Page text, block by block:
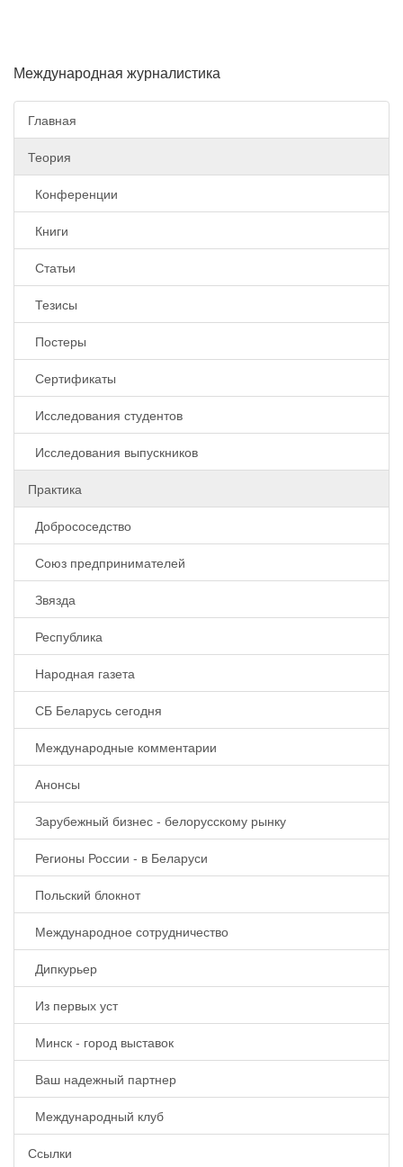
Международная журналистика
Главная
Теория
Конференции
Книги
Статьи
Тезисы
Постеры
Сертификаты
Исследования студентов
Исследования выпускников
Практика
Добрососедство
Союз предпринимателей
Звязда
Республика
Народная газета
СБ Беларусь сегодня
Международные комментарии
Анонсы
Зарубежный бизнес - белорусскому рынку
Регионы России - в Беларуси
Польский блокнот
Международное сотрудничество
Дипкурьер
Из первых уст
Минск - город выставок
Ваш надежный партнер
Международный клуб
Ссылки